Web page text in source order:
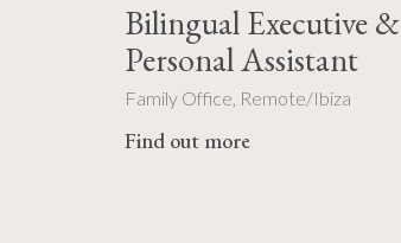
Bilingual Executive &
Personal Assistant
Family Office, Remote/Ibiza
Find out more